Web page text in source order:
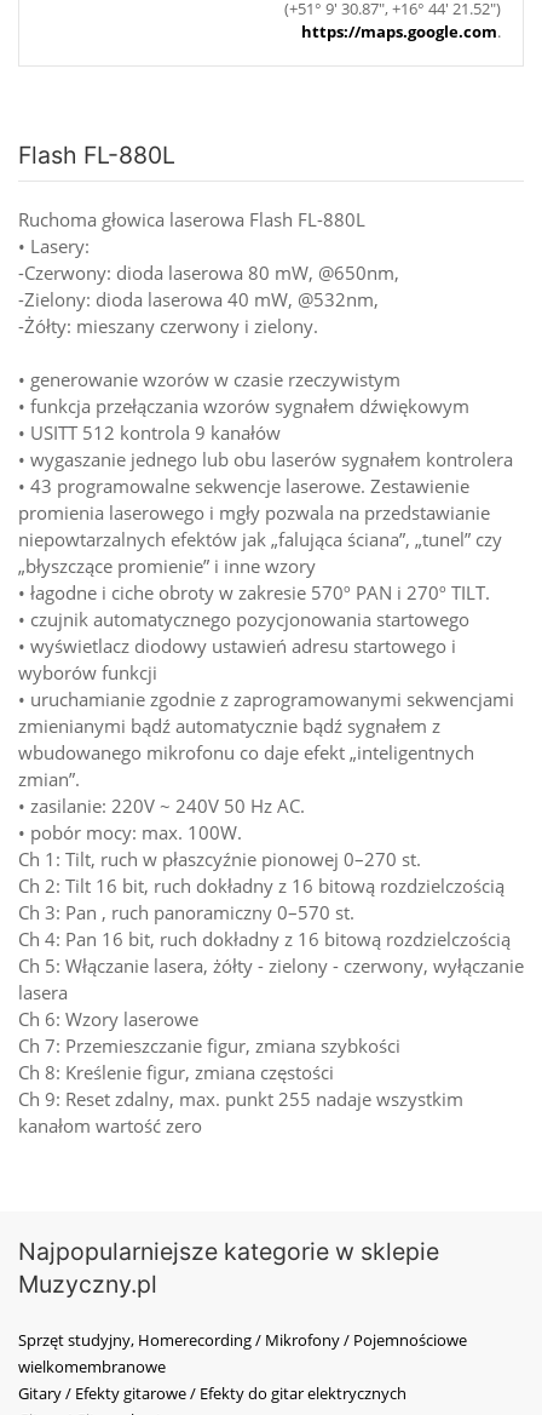
(+51° 9' 30.87", +16° 44' 21.52")
https://maps.google.com.
Flash FL-880L
Ruchoma głowica laserowa Flash FL-880L
• Lasery:
-Czerwony: dioda laserowa 80 mW, @650nm,
-Zielony: dioda laserowa 40 mW, @532nm,
-Żółty: mieszany czerwony i zielony.
• generowanie wzorów w czasie rzeczywistym
• funkcja przełączania wzorów sygnałem dźwiękowym
• USITT 512 kontrola 9 kanałów
• wygaszanie jednego lub obu laserów sygnałem kontrolera
• 43 programowalne sekwencje laserowe. Zestawienie
promienia laserowego i mgły pozwala na przedstawianie
niepowtarzalnych efektów jak „falująca ściana”, „tunel” czy
„błyszczące promienie” i inne wzory
• łagodne i ciche obroty w zakresie 570º PAN i 270º TILT.
• czujnik automatycznego pozycjonowania startowego
• wyświetlacz diodowy ustawień adresu startowego i
wyborów funkcji
• uruchamianie zgodnie z zaprogramowanymi sekwencjami
zmienianymi bądź automatycznie bądź sygnałem z
wbudowanego mikrofonu co daje efekt „inteligentnych
zmian”.
• zasilanie: 220V ~ 240V 50 Hz AC.
• pobór mocy: max. 100W.
Ch 1: Tilt, ruch w płaszcyźnie pionowej 0–270 st.
Ch 2: Tilt 16 bit, ruch dokładny z 16 bitową rozdzielczością
Ch 3: Pan , ruch panoramiczny 0–570 st.
Ch 4: Pan 16 bit, ruch dokładny z 16 bitową rozdzielczością
Ch 5: Włączanie lasera, żółty - zielony - czerwony, wyłączanie
lasera
Ch 6: Wzory laserowe
Ch 7: Przemieszczanie figur, zmiana szybkości
Ch 8: Kreślenie figur, zmiana częstości
Ch 9: Reset zdalny, max. punkt 255 nadaje wszystkim
kanałom wartość zero
Najpopularniejsze kategorie w sklepie
Muzyczny.pl
Sprzęt studyjny, Homerecording / Mikrofony / Pojemnościowe
wielkomembranowe
Gitary / Efekty gitarowe / Efekty do gitar elektrycznych